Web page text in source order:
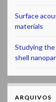
Surface
materials
Studying
shell
ARQUIVOS